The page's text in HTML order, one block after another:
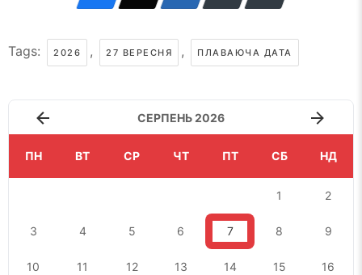
Tags: 2026 , 27 ВЕРЕСНЯ , ПЛАВАЮЧА ДАТА
СЕРПЕНЬ 2026
ПН ВТ СР ЧТ ПТ СБ НД
1 2
3 4 5 6 7 8 9
10 11 12 13 14 15 16